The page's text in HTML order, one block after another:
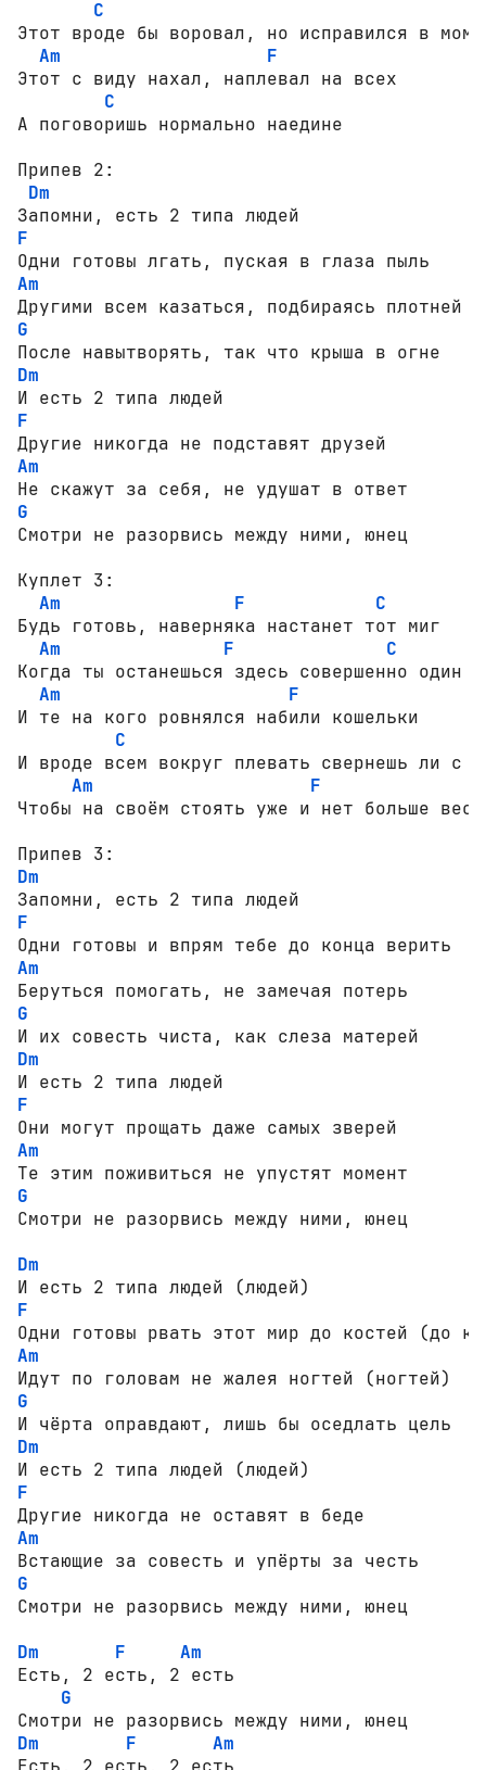
C
Этот вроде бы воровал, но исправился в
Am
F
Этот с виду нахал, наплевал на всех
C
А поговоришь нормально наедине
Припев 2:
Dm
F
Am
G
Dm
F
Am
G
Смотри не разорвись между ними, юнец
Куплет 3:
Am
F
C
Будь готовь, наверняка настанет тот миг
Am
F
C
Когда ты останешься здесь совершенно один
Am
F
И те на кого ровнялся набили кошельки
C
И вроде всем вокруг плевать свернешь ли с
Am
F
Чтобы на своём стоять уже и нет больше
Dm
F
Am
G
Dm
F
Am
G
Смотри не разорвись между ними, юнец
Dm
F
Am
G
Dm
F
Am
G
Смотри не разорвись между ними, юнец
Dm
F
Am
Есть, 2 есть, 2 есть
G
Dm
F
Am